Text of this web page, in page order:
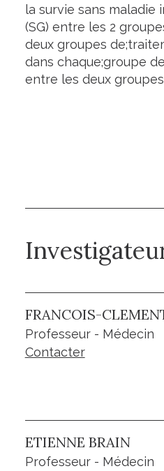
la survie sans maladie
(SG) entre les 2
deux groupes
dans chaque;groupe
entre les deux
FRANCOIS-
Professeur - Médecin
Contacter
ETIENNE BRAIN
Professeur - Médecin